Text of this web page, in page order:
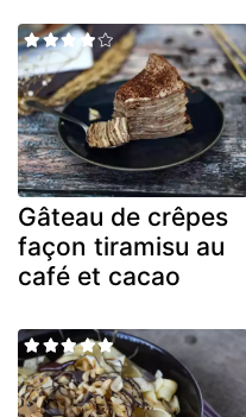
Gâteau de crêpes
façon tiramisu au
café et cacao